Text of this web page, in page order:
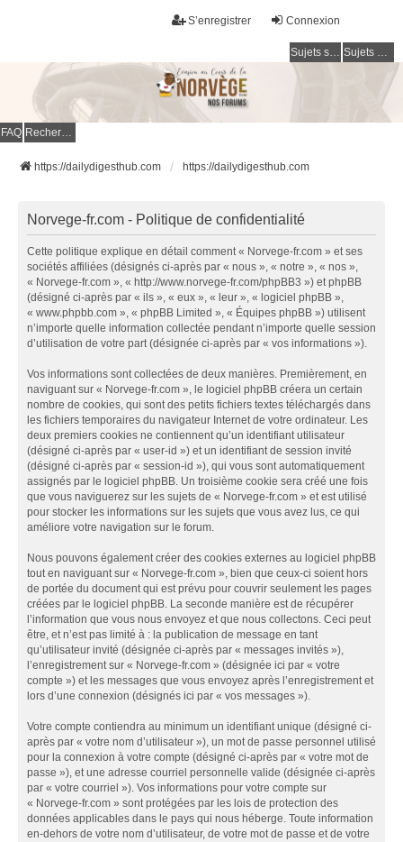
Connexion
S’enregistrer
Sujets sans réponse Sujets actifs
FAQ Rechercher
https://dailydigesthub.com https://dailydigesthub.com
Norvege-fr.com - Politique de confidentialité
Cette politique explique en détail comment « Norvege-fr.com » et ses
sociétés affiliées (désignés ci-après par « nous », « notre », « nos »,
« Norvege-fr.com », « http://www.norvege-fr.com/phpBB3 ») et phpBB
(désigné ci-après par « ils », « eux », « leur », « logiciel phpBB »,
« www.phpbb.com », « phpBB Limited », « Équipes phpBB ») utilisent
n’importe quelle information collectée pendant n’importe quelle session
d’utilisation de votre part (désignée ci-après par « vos informations »).
Vos informations sont collectées de deux manières. Premièrement, en
naviguant sur « Norvege-fr.com », le logiciel phpBB créera un certain
nombre de cookies, qui sont des petits fichiers textes téléchargés dans
les fichiers temporaires du navigateur Internet de votre ordinateur. Les
deux premiers cookies ne contiennent qu’un identifiant utilisateur
(désigné ci-après par « user-id ») et un identifiant de session invité
(désigné ci-après par « session-id »), qui vous sont automatiquement
assignés par le logiciel phpBB. Un troisième cookie sera créé une fois
que vous naviguerez sur les sujets de « Norvege-fr.com » et est utilisé
pour stocker les informations sur les sujets que vous avez lus, ce qui
améliore votre navigation sur le forum.
Nous pouvons également créer des cookies externes au logiciel phpBB
tout en naviguant sur « Norvege-fr.com », bien que ceux-ci soient hors
de portée du document qui est prévu pour couvrir seulement les pages
créées par le logiciel phpBB. La seconde manière est de récupérer
l’information que vous nous envoyez et que nous collectons. Ceci peut
être, et n’est pas limité à : la publication de message en tant
qu’utilisateur invité (désignée ci-après par « messages invités »),
l’enregistrement sur « Norvege-fr.com » (désignée ici par « votre
compte ») et les messages que vous envoyez après l’enregistrement et
lors d’une connexion (désignés ici par « vos messages »).
Votre compte contiendra au minimum un identifiant unique (désigné ci-
après par « votre nom d’utilisateur »), un mot de passe personnel utilisé
pour la connexion à votre compte (désigné ci-après par « votre mot de
passe »), et une adresse courriel personnelle valide (désignée ci-après
par « votre courriel »). Vos informations pour votre compte sur
« Norvege-fr.com » sont protégées par les lois de protection des
données applicables dans le pays qui nous héberge. Toute information
en-dehors de votre nom d’utilisateur, de votre mot de passe et de votre